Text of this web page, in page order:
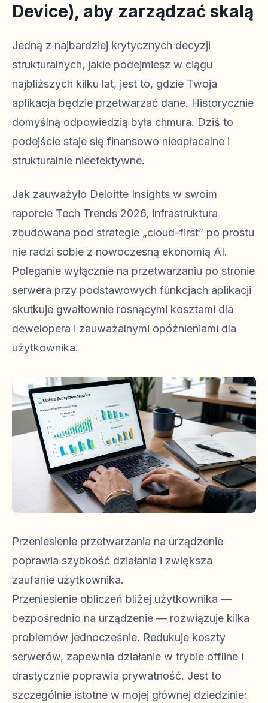
Device), aby zarządzać skalą
Jedną z najbardziej krytycznych decyzji
strukturalnych, jakie podejmiesz w ciągu
najbliższych kilku lat, jest to, gdzie Twoja
aplikacja będzie przetwarzać dane. Historycznie
domyślną odpowiedzią była chmura. Dziś to
podejście staje się finansowo nieopłacalne i
strukturalnie nieefektywne.
Jak zauważyło Deloitte Insights w swoim
raporcie Tech Trends 2026, infrastruktura
zbudowana pod strategie „cloud-first” po prostu
nie radzi sobie z nowoczesną ekonomią AI.
Poleganie wyłącznie na przetwarzaniu po stronie
serwera przy podstawowych funkcjach aplikacji
skutkuje gwałtownie rosnącymi kosztami dla
dewelopera i zauważalnymi opóźnieniami dla
użytkownika.
Przeniesienie przetwarzania na urządzenie
poprawia szybkość działania i zwiększa
zaufanie użytkownika.
Przeniesienie obliczeń bliżej użytkownika —
bezpośrednio na urządzenie — rozwiązuje kilka
problemów jednocześnie. Redukuje koszty
serwerów, zapewnia działanie w trybie offline i
drastycznie poprawia prywatność. Jest to
szczególnie istotne w mojej głównej dziedzinie: